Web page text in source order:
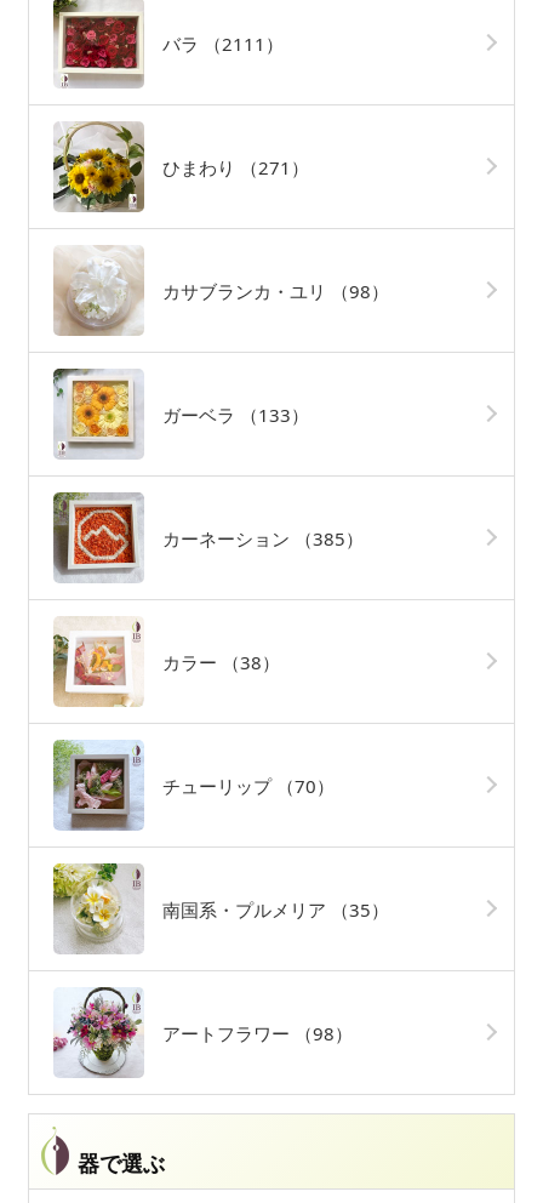
バラ （2111）
ひまわり （271）
カサブランカ・ユリ （98）
ガーベラ （133）
カーネーション （385）
カラー （38）
チューリップ （70）
南国系・プルメリア （35）
アートフラワー （98）
器で選ぶ